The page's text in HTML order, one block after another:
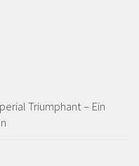
Triumphant – Ein